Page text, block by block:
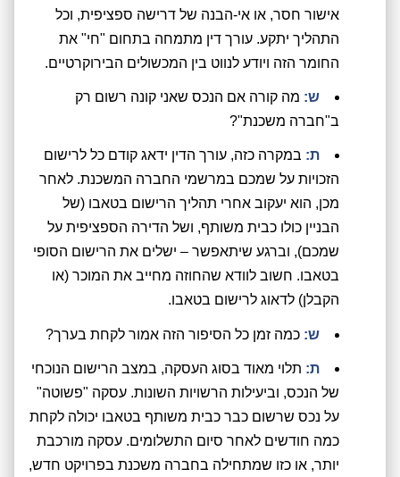
אישור חסר, או אי-הבנה של דרישה ספציפית, וכל
התהליך יתקע. עורך דין מתמחה בתחום "חי" את
החומר הזה ויודע לנווט בין המכשולים הבירוקרטיים.
ש: מה קורה אם הנכס שאני קונה רשום רק
ב"חברה משכנת"?
ת: במקרה כזה, עורך הדין ידאג קודם כל לרישום
הזכויות על שמכם במרשמי החברה המשכנת. לאחר
מכן, הוא יעקוב אחרי תהליך הרישום בטאבו (של
הבניין כולו כבית משותף, ושל הדירה הספציפית על
שמכם), וברגע שיתאפשר – ישלים את הרישום הסופי
בטאבו. חשוב לוודא שהחוזה מחייב את המוכר (או
הקבלן) לדאוג לרישום בטאבו.
ש: כמה זמן כל הסיפור הזה אמור לקחת בערך?
ת: תלוי מאוד בסוג העסקה, במצב הרישום הנוכחי
של הנכס, וביעילות הרשויות השונות. עסקה "פשוטה"
על נכס שרשום כבר כבית משותף בטאבו יכולה לקחת
כמה חודשים לאחר סיום התשלומים. עסקה מורכבת
יותר, או כזו שמתחילה בחברה משכנת בפרויקט חדש,